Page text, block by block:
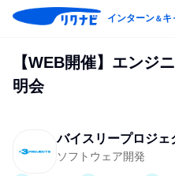
インターン＆キ
【WEB開催】エンジ
明会
バイスリープロジェ
ソフトウェア開発